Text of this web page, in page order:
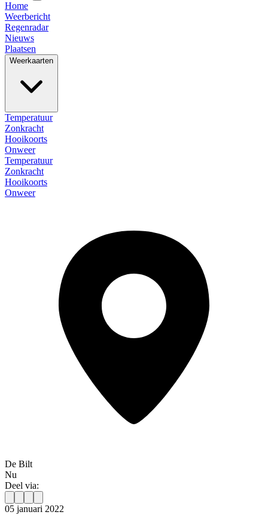
Home
Weerbericht
Regenradar
Nieuws
Plaatsen
Weerkaarten
Temperatuur
Zonkracht
Hooikoorts
Onweer
Temperatuur
Zonkracht
Hooikoorts
Onweer
De Bilt
Nu
Deel via:
05 januari 2022